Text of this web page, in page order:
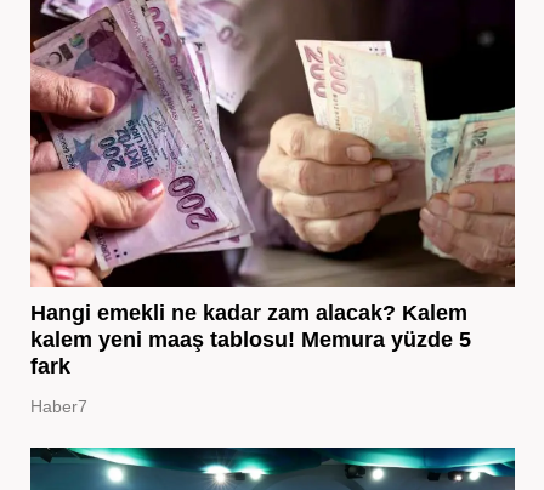
Hangi emekli ne kadar zam alacak? Kalem
kalem yeni maaş tablosu! Memura yüzde 5
fark
Haber7